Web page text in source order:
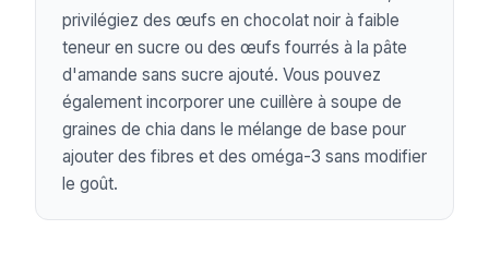
privilégiez des œufs en chocolat noir à faible
teneur en sucre ou des œufs fourrés à la pâte
d'amande sans sucre ajouté. Vous pouvez
également incorporer une cuillère à soupe de
graines de chia dans le mélange de base pour
ajouter des fibres et des oméga-3 sans modifier
le goût.